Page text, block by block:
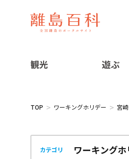
観光 遊ぶ
TOP ワーキングホリデー 宮崎
カテゴリ